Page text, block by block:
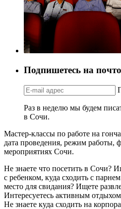
Подпишетесь на
Раз в неделю мы будем
в Сочи.
Мастер-классы по работе на
дата проведения, режим работы,
мероприятиях Сочи.
Не знаете что посетить в Сочи?
с ребенком, куда сходить с
место для свидания? Ищете
Интересуетесь активным
Не знаете куда сходить на